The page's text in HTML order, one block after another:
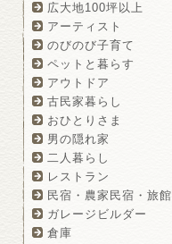
広大地100坪以上
アーティスト
のびのび子育て
ペットと暮らす
アウトドア
古民家暮らし
おひとりさま
男の隠れ家
二人暮らし
レストラン
民宿・農家民宿・旅館
ガレージビルダー
倉庫